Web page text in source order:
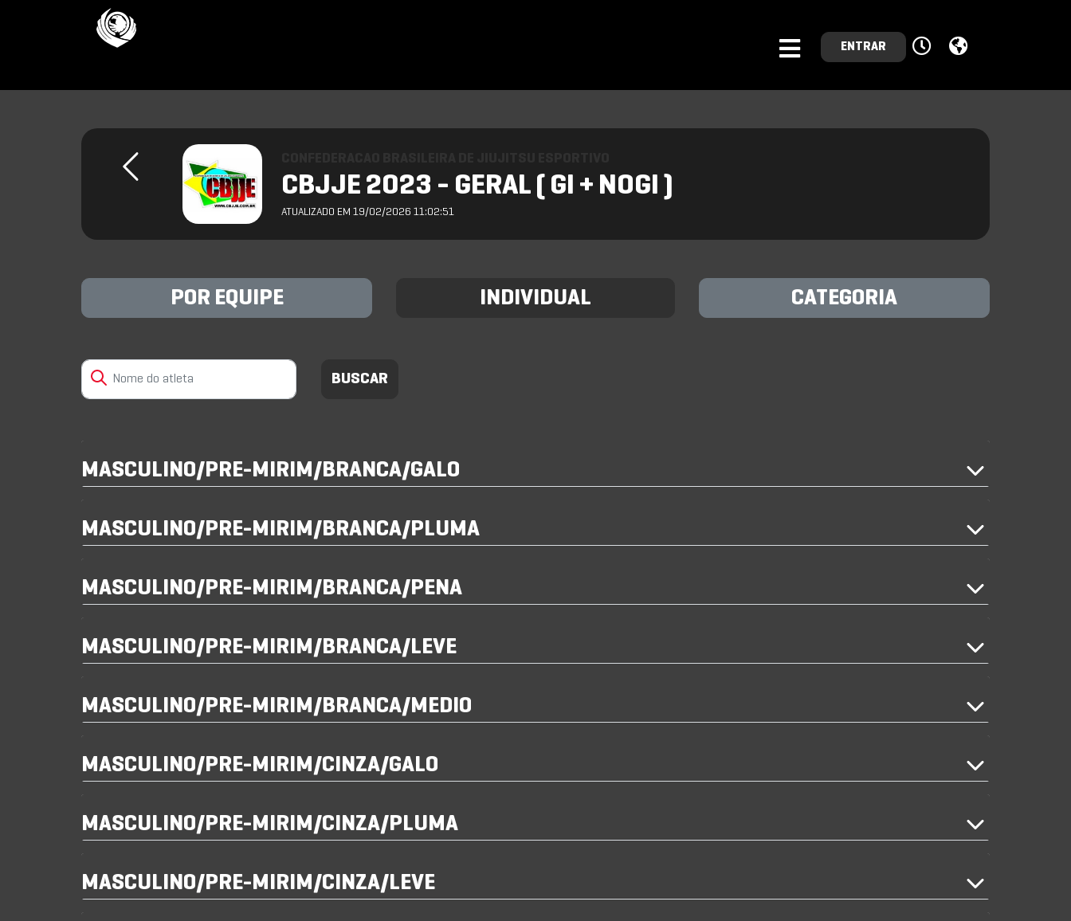
ENTRAR
CBJJE 2023 - GERAL ( GI + NOGI )
ATUALIZADO EM 19/02/2026 11:02:51
POR EQUIPE INDIVIDUAL CATEGORIA
MASCULINO/PRE-MIRIM/BRANCA/GALO
MASCULINO/PRE-MIRIM/BRANCA/PLUMA
MASCULINO/PRE-MIRIM/BRANCA/PENA
MASCULINO/PRE-MIRIM/BRANCA/LEVE
MASCULINO/PRE-MIRIM/BRANCA/MEDIO
MASCULINO/PRE-MIRIM/CINZA/GALO
MASCULINO/PRE-MIRIM/CINZA/PLUMA
MASCULINO/PRE-MIRIM/CINZA/LEVE